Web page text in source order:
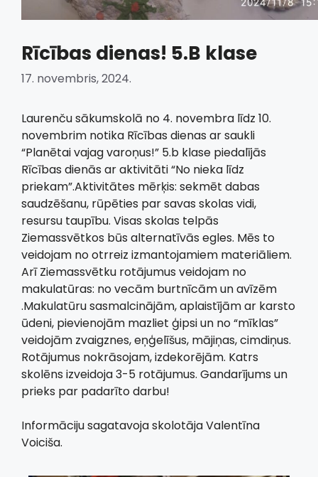
Rīcības dienas! 5.B klase
17. novembris, 2024.
Laurenču sākumskolā no 4. novembra līdz 10.
novembrim notika Rīcības dienas ar saukli
“Planētai vajag varoņus!” 5.b klase piedalījās
Rīcības dienās ar aktivitāti “No nieka līdz
priekam”.Aktivitātes mērķis: sekmēt dabas
saudzēšanu, rūpēties par savas skolas vidi,
resursu taupību. Visas skolas telpās
Ziemassvētkos būs alternatīvās egles. Mēs to
veidojam no otrreiz izmantojamiem materiāliem.
Arī Ziemassvētku rotājumus veidojam no
makulatūras: no vecām burtnīcām un avīzēm
.Makulatūru sasmalcinājām, aplaistījām ar karsto
ūdeni, pievienojām mazliet ģipsi un no “mīklas”
veidojām zvaigznes, eņģelīšus, mājiņas, cimdiņus.
Rotājumus nokrāsojam, izdekorējām. Katrs
skolēns izveidoja 3-5 rotājumus. Gandarījums un
prieks par padarīto darbu!
Informāciju sagatavoja skolotāja Valentīna
Voiciša.